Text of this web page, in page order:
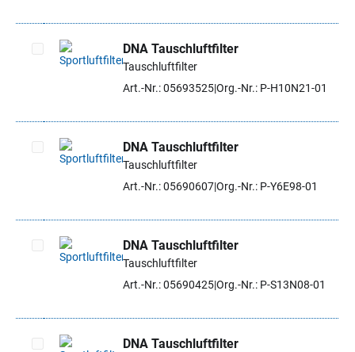
Artikel auswählen
DNA Tauschluftfilter
Tauschluftfilter
Art.-Nr.: 05693525Org.-Nr.: P-H10N21-01
Artikel auswählen
DNA Tauschluftfilter
Tauschluftfilter
Art.-Nr.: 05690607Org.-Nr.: P-Y6E98-01
Artikel auswählen
DNA Tauschluftfilter
Tauschluftfilter
Art.-Nr.: 05690425Org.-Nr.: P-S13N08-01
DNA Tauschluftfilter